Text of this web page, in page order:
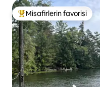
Misafirlerin
Misafirlerin favorisi